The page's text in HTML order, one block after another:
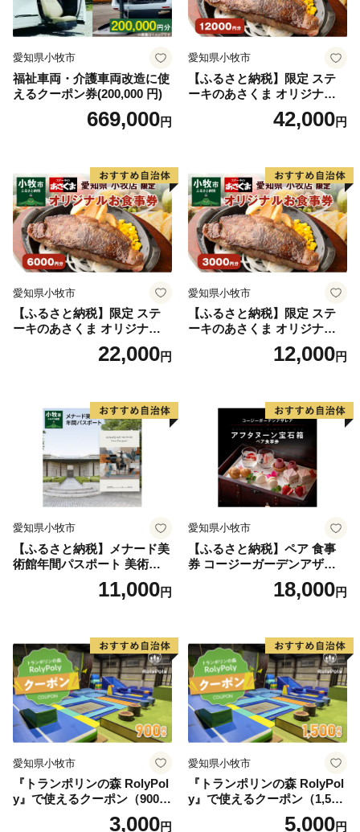
愛知県小牧市
福祉車両・介護車両改造に使
えるクーポン券(200,000 円)
669,000円
愛知県小牧市
【ふるさと納税】限定 ステ
ーキのあさくま オリジナル
お食事券 12000円 お好きなメ
ニュー 好きなだけ コーンス
県 小牧店 小牧市 チケット 送
料無料
42,000円
愛知県小牧市
【ふるさと納税】限定 ステ
ーキのあさくま オリジナル
お食事券 6000円 お好きなメ
ニュー 好きなだけ コーンス
県 小牧店 小牧市 チケット 送
料無料
22,000円
愛知県小牧市
【ふるさと納税】限定 ステ
ーキのあさくま オリジナル
お食事券 3000円 お好きなメ
ニュー 好きなだけ コーンス
県 小牧店 小牧市 チケット 送
12,000円
愛知県小牧市
【ふるさと納税】メナード美
術館年間パスポート 美術館
11,000円
愛知県小牧市
【ふるさと納税】ペア 食事
券 コージーガーデンアザレ
ア アフタヌーン宝石箱 ホテ
ル特製 デザート 6種類 サン
ティー チケット 券 2名様分
お祝 誕生日 記念日 名鉄小牧
ホテル 愛知県 小牧市 送料無
料
18,000円
愛知県小牧市
『トランポリンの森 RolyPol
y』で使えるクーポン（900
3,000円
愛知県小牧市
『トランポリンの森 RolyPol
y』で使えるクーポン（1,500
5,000円